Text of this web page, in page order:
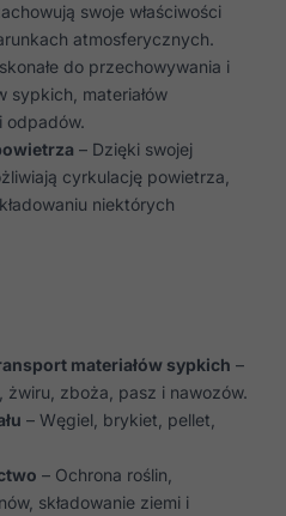
swoje właściwości
atmosferycznych.
do przechowywania i
sypkich, materiałów
odpadów.
– Dzięki swojej
cyrkulację powietrza,
niektórych
materiałów sypkich –
żwiru, zboża, pasz i nawozów.
– Węgiel, brykiet, pellet,
– Ochrona roślin,
składowanie ziemi i